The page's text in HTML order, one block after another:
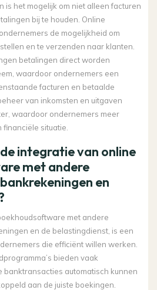
is het mogelijk om niet alleen facturen
bij te houden. Online
de mogelijkheid om
en te verzenden naar klanten.
betalingen direct worden
waardoor ondernemers een
facturen en betaalde
van inkomsten en uitgaven
waardoor ondernemers meer
situatie.
integratie van online
met andere
en
met andere
en de belastingdienst, is een
die efficiënt willen werken.
bieden vaak
banktransacties automatisch kunnen
aan de juiste boekingen.